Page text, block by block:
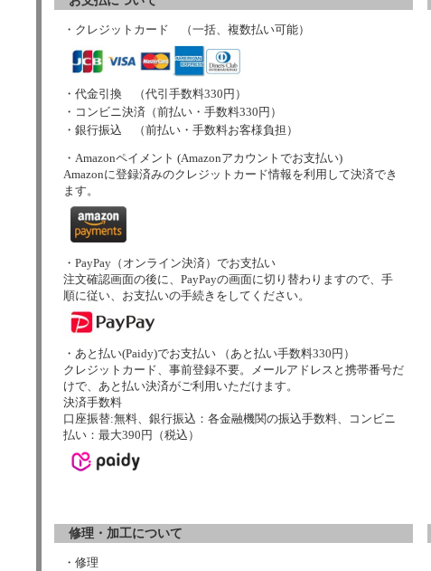
・クレジットカード （一括、複数払い可能）
・代金引換 （代引手数料330円）
・コンビニ決済（前払い・手数料330円）
・銀行振込 （前払い・手数料お客様負担）
・Amazonペイメント (Amazonアカウントでお支払い)
Amazonに登録済みのクレジットカード情報を利用して決済でき
ます。
・PayPay（オンライン決済）でお支払い
注文確認画面の後に、PayPayの画面に切り替わりますので、手
順に従い、お支払いの手続きをしてください。
・あと払い(Paidy)でお支払い （あと払い手数料330円）
クレジットカード、事前登録不要。メールアドレスと携帯番号だ
けで、あと払い決済がご利用いただけます。
決済手数料
口座振替:無料、銀行振込：各金融機関の振込手数料、コンビニ
払い：最大390円（税込）
修理・加工について
・修理